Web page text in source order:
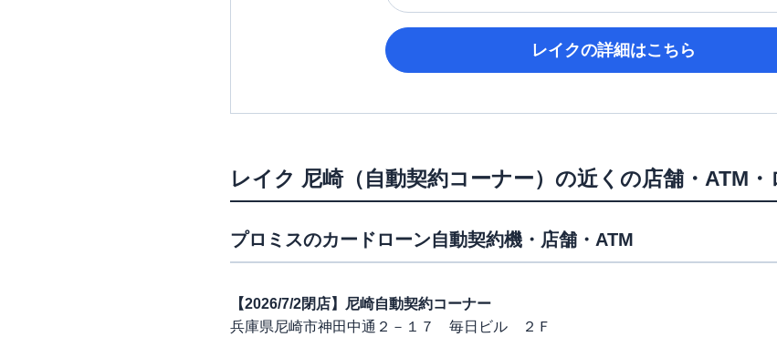
レイクの詳細はこちら
レイク 尼崎（自動契約コーナー） の近くの店舗・ATM
プロミスのカードローン自動契約機・店舗・ATM
【2026/7/2閉店】尼崎自動契約コーナー
兵庫県尼崎市神田中通２－１７ 毎日ビル ２Ｆ